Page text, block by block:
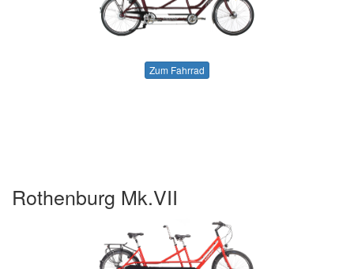
Zum Fahrrad
Rothenburg Mk.VII